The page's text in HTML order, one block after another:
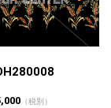
（税別）